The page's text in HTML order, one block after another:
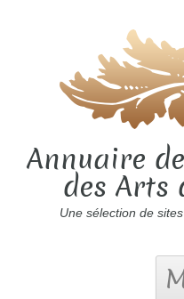
Annuaire
des Arts
Une sélection de